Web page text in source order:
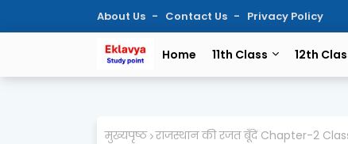
About Us Contact Us Privacy Policy
Home 11th Class 12th
मुख्यपृष्ठ राजस्थान की रजत बूँदें Chapter-2